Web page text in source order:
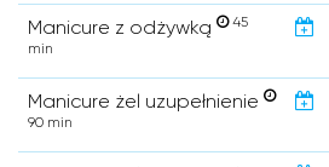
Manicure z odżywką
45
min
Manicure żel uzupełnienie
90 min